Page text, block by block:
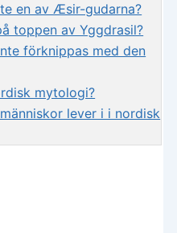
en av Æsir-gudarna?
toppen av Yggdrasil?
förknippas med den
mytologi?
lever i i nordisk